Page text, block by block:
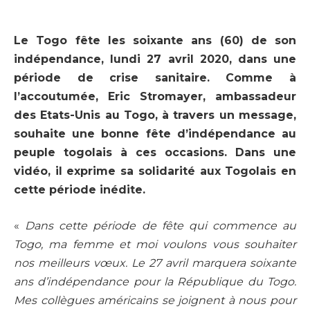
Le Togo fête les soixante ans (60) de son
indépendance, lundi 27 avril 2020, dans une
période de crise sanitaire. Comme à
l’accoutumée, Eric Stromayer, ambassadeur
des Etats-Unis au Togo, à travers un message,
souhaite une bonne fête d’indépendance au
peuple togolais à ces occasions. Dans une
vidéo, il exprime sa solidarité aux Togolais en
cette période inédite.
« Dans cette période de fête qui commence au
Togo, ma femme et moi voulons vous souhaiter
nos meilleurs vœux. Le 27 avril marquera soixante
ans d’indépendance pour la République du Togo.
Mes collègues américains se joignent à nous pour